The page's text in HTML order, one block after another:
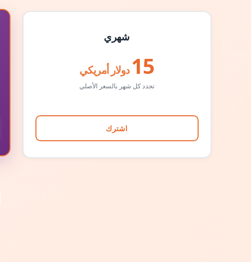
شهري
15 دولار أمريكي
تجدد كل شهر بالسعر الأصلي
اشترك